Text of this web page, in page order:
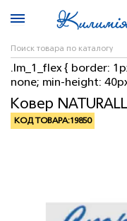
.lm_1_flex { border:
none; min-height:
Ковер
КОД ТОВАРА:19850